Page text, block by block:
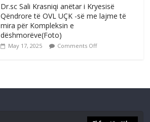
Dr.sc Sali Krasniqi anëtar i Kryesisë
Qëndrore të OVL UÇK -së me lajme të
mira për Kompleksin e
dëshmorëve(Foto)
May 17, 2025 Comments Off